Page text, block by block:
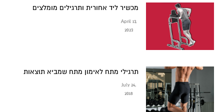
מכשיר ליד אחורית ותרגילים מומלצים
April 13,
2023
תרגילי מתח לאימון מתח שמביא תוצאות
July 24,
2018